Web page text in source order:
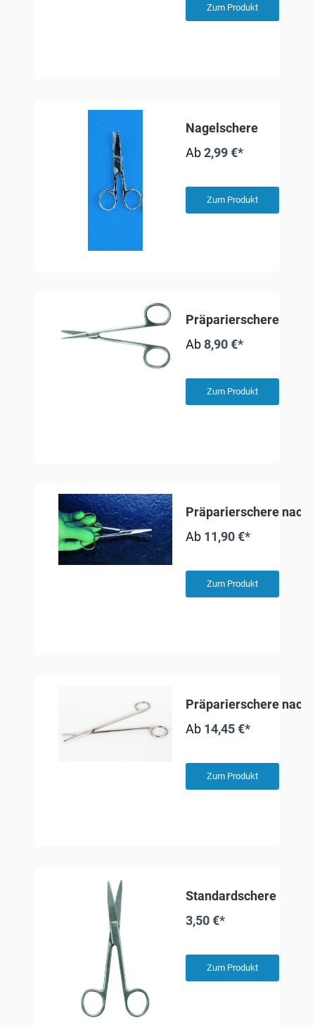
Zum Produkt
Nagelschere
Ab2,99 €*
Zum Produkt
Präparierschere
Ab8,90 €*
Zum Produkt
Präparierschere nach
Ab 11,90 €*
Zum Produkt
Präparierschere nach
Ab 14,45 €*
Zum Produkt
Standardschere
3,50 €*
Zum Produkt